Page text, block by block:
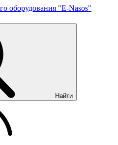
Найти